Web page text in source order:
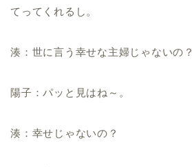
てってくれるし。
湊：世に言う幸せな主婦じゃないの？
陽子：パッと見はね～。
湊：幸せじゃないの？